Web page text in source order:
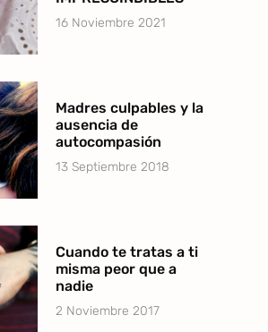
16 Noviembre 2021
Madres culpables y la
ausencia de
autocompasión
13 Septiembre 2018
Cuando te tratas a ti
misma peor que a
nadie
2 Noviembre 2017